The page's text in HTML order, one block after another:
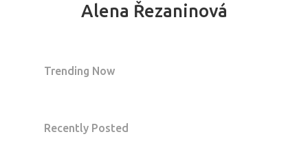
Alena Řezaninová
Trending Now
Recently Posted